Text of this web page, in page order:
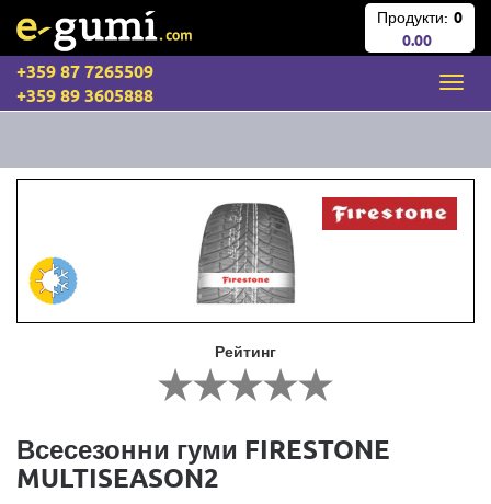
Продукти: 0
0.00
+359 87 7265509
+359 89 3605888
Рейтинг
Всесезонни гуми FIRESTONE
MULTISEASON2